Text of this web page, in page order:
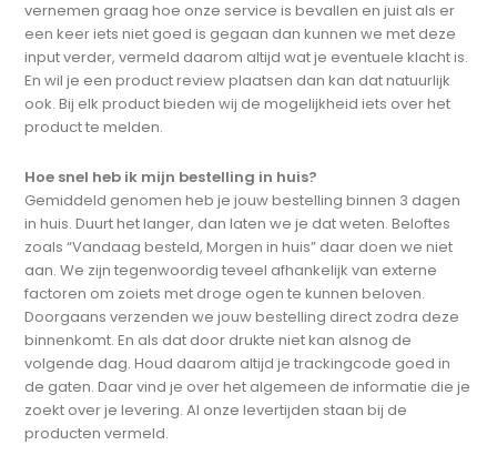
vernemen graag hoe onze service is bevallen en juist als er
een keer iets niet goed is gegaan dan kunnen we met deze
input verder, vermeld daarom altijd wat je eventuele klacht is.
En wil je een product review plaatsen dan kan dat natuurlijk
ook. Bij elk product bieden wij de mogelijkheid iets over het
product te melden.
Hoe snel heb ik mijn bestelling in huis?
Gemiddeld genomen heb je jouw bestelling binnen 3 dagen
in huis. Duurt het langer, dan laten we je dat weten. Beloftes
zoals “Vandaag besteld, Morgen in huis” daar doen we niet
aan. We zijn tegenwoordig teveel afhankelijk van externe
factoren om zoiets met droge ogen te kunnen beloven.
Doorgaans verzenden we jouw bestelling direct zodra deze
binnenkomt. En als dat door drukte niet kan alsnog de
volgende dag. Houd daarom altijd je trackingcode goed in
de gaten. Daar vind je over het algemeen de informatie die je
zoekt over je levering. Al onze levertijden staan bij de
producten vermeld.